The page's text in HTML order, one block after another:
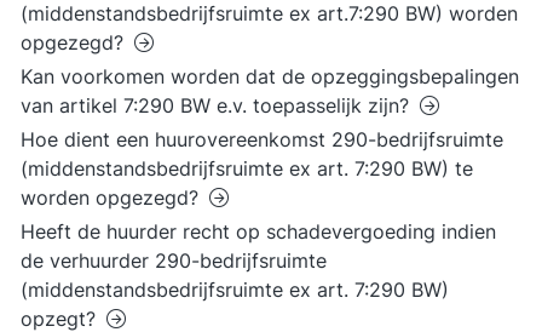
(middenstandsbedrijfsruimte ex art.7:290 BW) worden
opgezegd?
Kan voorkomen worden dat de opzeggingsbepalingen
van artikel 7:290 BW e.v. toepasselijk zijn?
Hoe dient een huurovereenkomst 290-bedrijfsruimte
(middenstandsbedrijfsruimte ex art. 7:290 BW) te
worden opgezegd?
Heeft de huurder recht op schadevergoeding indien
de verhuurder 290-bedrijfsruimte
(middenstandsbedrijfsruimte ex art. 7:290 BW)
opzegt?